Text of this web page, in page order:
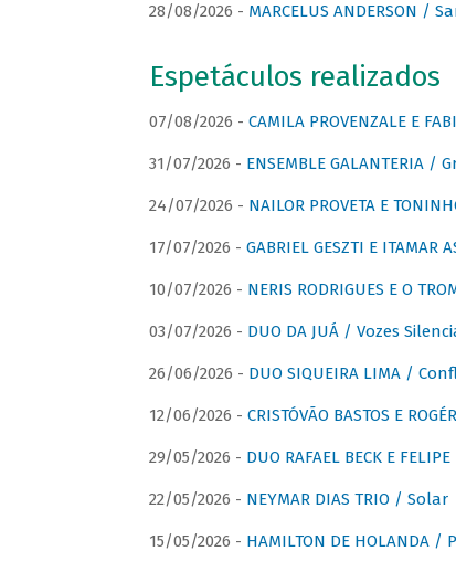
28/08/2026 - MARCELUS ANDERSON /
Espetáculos realizados
07/08/2026 - CAMILA PROVENZALE E
31/07/2026 - ENSEMBLE GALANTERIA
24/07/2026 - NAILOR PROVETA E
17/07/2026 - GABRIEL GESZTI E
10/07/2026 - NERIS RODRIGUES E O
03/07/2026 - DUO DA JUÁ / Vozes
26/06/2026 - DUO SIQUEIRA LIMA /
12/06/2026 - CRISTÓVÃO BASTOS E
29/05/2026 - DUO RAFAEL BECK E
22/05/2026 - NEYMAR DIAS TRIO / Solar
15/05/2026 - HAMILTON DE HOLANDA